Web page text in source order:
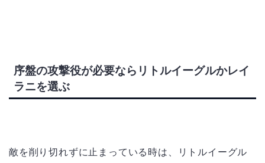
序盤の攻撃役が必要ならリトルイーグルかレイ
ラニを選ぶ
敵を削り切れずに止まっている時は、リトルイーグル